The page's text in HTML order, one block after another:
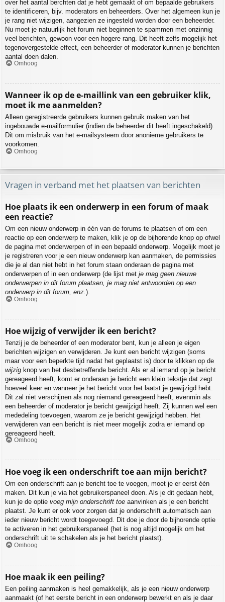
over het aantal berchten dat je hebt gemaakt of om bepaalde gebruikers
te identificeren, bijv. moderators en beheerders. Over het algemeen kun je
je rang niet wijzigen, aangezien ze ingesteld worden door een beheerder.
Nu moet je natuurlijk het forum niet beginnen te spammen met onzinnig
veel berichten, gewoon voor een hogere rang. Dit heeft zelfs mogelijk het
tegenovergestelde effect, een beheerder of moderator kunnen je berichten
aantal doen dalen.
Omhoog
Wanneer ik op de e-maillink van een gebruiker klik,
moet ik me aanmelden?
Alleen geregistreerde gebruikers kunnen gebruik maken van het
ingebouwde e-mailformulier (indien de beheerder dit heeft ingeschakeld).
Dit om misbruik van het e-mailsysteem door anonieme gebruikers te
voorkomen.
Omhoog
Vragen in verband met het plaatsen van berichten
Hoe plaats ik een onderwerp in een forum of maak
een reactie?
Om een nieuw onderwerp in één van de forums te plaatsen of om een
reactie op een onderwerp te maken, klik je op de bijhorende knop op ofwel
de pagina met onderwerpen of in een bepaald onderwerp. Mogelijk moet je
je registreren voor je een nieuw onderwerp kan aanmaken, de permissies
die je al dan niet hebt in het forum staan onderaan de pagina met
onderwerpen of in een onderwerp (de lijst met je mag geen nieuwe
onderwerpen in dit forum plaatsen, je mag niet antwoorden op een
onderwerp in dit forum, enz.).
Omhoog
Hoe wijzig of verwijder ik een bericht?
Tenzij je de beheerder of een moderator bent, kun je alleen je eigen
berichten wijzigen en verwijderen. Je kunt een bericht wijzigen (soms
maar voor een beperkte tijd nadat het geplaatst is) door te klikken op de
wijzig knop van het desbetreffende bericht. Als er al iemand op je bericht
gereageerd heeft, komt er onderaan je bericht een klein tekstje dat zegt
hoeveel keer en wanneer je het bericht voor het laatst je gewijzigd hebt.
Dit zal niet verschijnen als nog niemand gereageerd heeft, evenmin als
een beheerder of moderator je bericht gewijzigd heeft. Zij kunnen wel een
mededeling toevoegen, waarom ze je bericht gewijzigd hebben. Het
verwijderen van een bericht is niet meer mogelijk zodra er iemand op
gereageerd heeft.
Omhoog
Hoe voeg ik een onderschrift toe aan mijn bericht?
Om een onderschrift aan je bericht toe te voegen, moet je er eerst één
maken. Dit kun je via het gebruikerspaneel doen. Als je dit gedaan hebt,
kun je de optie voeg mijn onderschrift toe aanvinken als je een bericht
plaatst. Je kunt er ook voor zorgen dat je onderschrift automatisch aan
ieder nieuw bericht wordt toegevoegd. Dit doe je door de bijhorende optie
te activeren in het gebruikerspaneel (het is nog altijd mogelijk om het
onderschrift uit te schakelen als je het bericht plaatst).
Omhoog
Hoe maak ik een peiling?
Een peiling aanmaken is heel gemakkelijk, als je een nieuw onderwerp
aanmaakt (of het eerste bericht in een onderwerp bewerkt en als je daar